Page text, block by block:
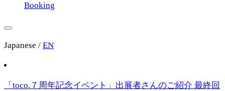
Booking
Japanese / EN
「toco.７周年記念イベント」出展者さんのご紹介 最終回